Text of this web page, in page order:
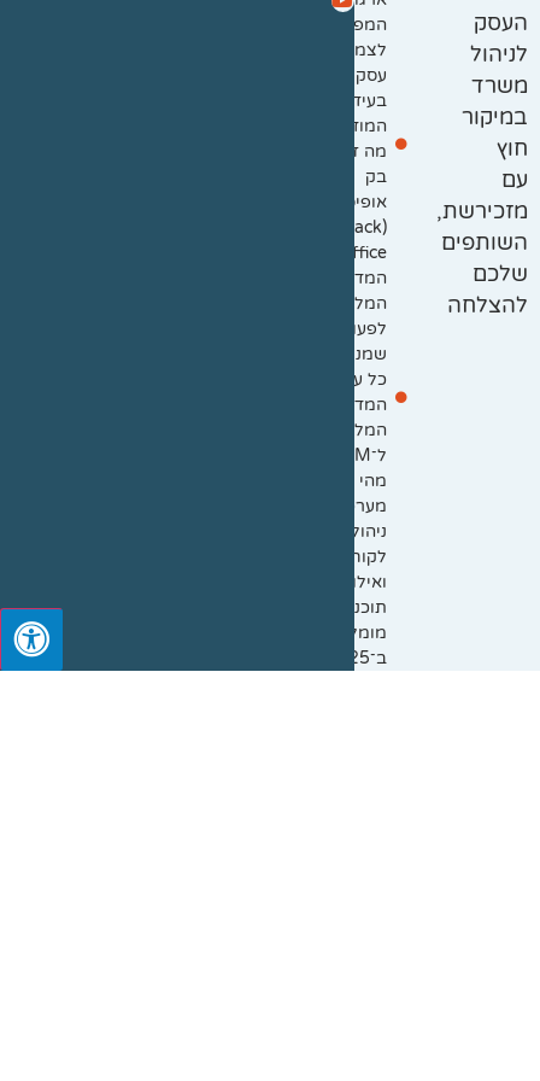
העסק
לניהול
משרד
במיקור
חוץ
עם
מזכירשת,
השותפים
שלכם
להצלחה
המפתח
לצמיחה
עסקית
בעידן
המודרני
מה זה
בק
אופיס
(Back
המדריך
המלא
לפעולות
שמניעות
כל עסק
המדריך
המלא
מהי
מערכת
ניהול
לקוחות
ואילו
תוכנות
מומלצות
ב־2025